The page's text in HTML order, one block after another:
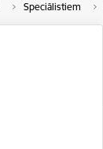
Speciālistiem